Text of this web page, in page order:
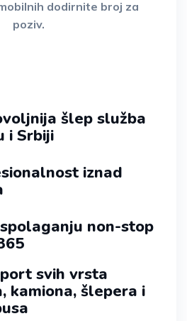
dodirnite broj za
poziv.
šlep služba
i Srbiji
iznad
non-stop
svih vrsta
kamiona, šlepera i